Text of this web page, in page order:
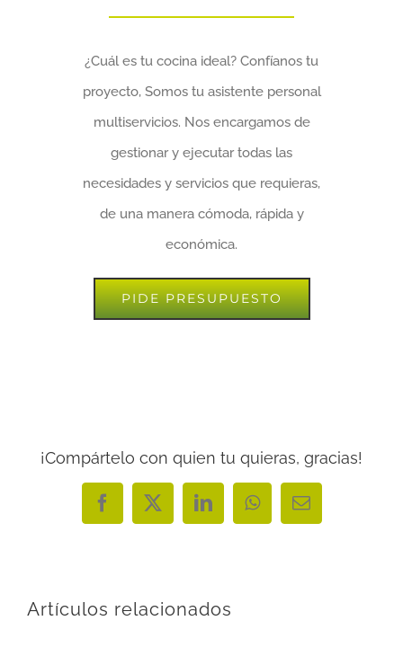
¿Cuál es tu cocina ideal? Confíanos tu
proyecto, Somos tu asistente personal
multiservicios. Nos encargamos de
gestionar y ejecutar todas las
necesidades y servicios que requieras,
de una manera cómoda, rápida y
económica.
PIDE PRESUPUESTO
¡Compártelo con quien tu quieras, gracias!
Facebook
X LinkedInWhatsAppCorreo
electrónico
Artículos relacionados